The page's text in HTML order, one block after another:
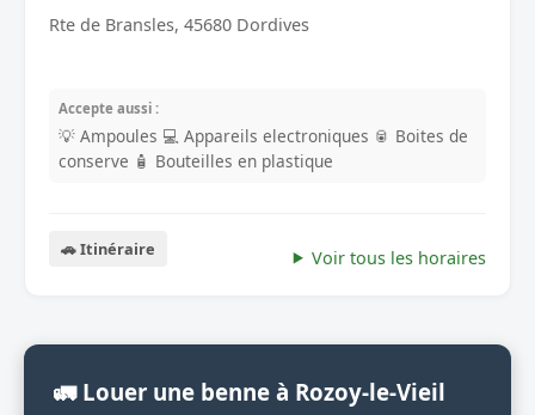
Rte de Bransles, 45680 Dordives
Accepte aussi :
💡 Ampoules 💻 Appareils electroniques 🥫 Boites de
conserve 🧴 Bouteilles en plastique
🚗 Itinéraire Voir tous les horaires
🚛 Louer une benne à Rozoy-le-Vieil